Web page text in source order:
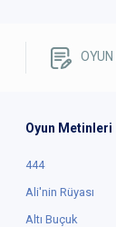
Oyun Metinleri
444
Ali'nin Rüyası
Altı Buçuk